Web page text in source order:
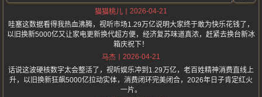
猫猫桃儿
2026-04-21
哇塞这数据看得我热血沸腾，视听市场1.29万亿说明大家终于敢为快乐花钱了，
以旧换新5000亿又让家电更新换代超方便，经济复苏味道真浓，赶紧去换台新冰
箱庆祝下！
马杰
2026-04-21
话说这波硬核数字太会整活了，视听娱乐冲到1.29万亿，老百姓精神消费直线上
升，以旧换新狂飙5000亿拉动实体，消费闭环完美闭合，2026年日子肯定红火
一片。